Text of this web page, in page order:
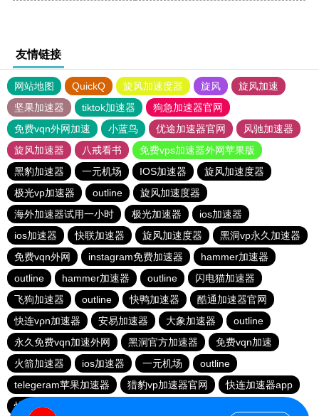
友情链接
网站地图 QuickQ 旋风加速度器 旋风
旋风加速
坚果加速器
tiktok加速器
狗急加速器官网
免费vqn外网加速
小蓝鸟 优途加速器官网
风驰加速器
旋风加速器
八戒看书
免费vps加速器外网苹果版
黑豹加速器
一元机场 IOS加速器
旋风加速度器
极光vp加速器
outline
旋风加速度器
海外加速器试用一小时
极光加速器
ios加速器
ios加速器
快联加速器 旋风加速度器
黑洞vp永久加速器
免费vqn外网
instagram免费加速器
hammer加速器
outline
hammer加速器 outline
闪电猫加速器
飞狗加速器
outline 快鸭加速器
酷通加速器官网
快连vρn加速器
安易加速器 大象加速器
outline
永久免费vqn加速外网
黑洞官方加速器
免费vqn加速
火箭加速器
ios加速器 一元机场
outline
telegeram苹果加速器
猎豹vp加速器官网
快连加速器app
快柠檬加速器